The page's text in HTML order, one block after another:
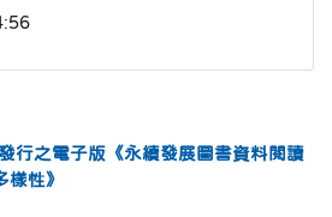
行之電子版《永續發展圖書資料閱讀
性》